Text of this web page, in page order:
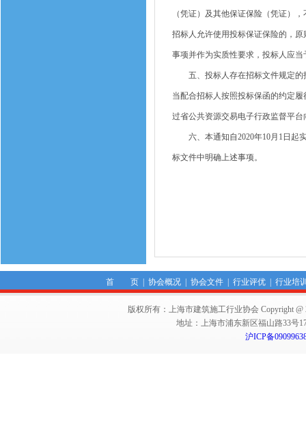
（凭证）及其他保证保险（凭证）
招标人允许使用投标保证保险的，
事项并作为实质性要求，投标人应当
五、投标人存在招标文件规定的
当配合招标人按照投标保函的约定
过省公共资源交易电子行政监督平台
六、本通知自2020年10月1日起实
标文件中明确上述事项。
首 页| 协会概况| 协会文件| 行业评优| 行业培
版权所有：上海市建筑施工行业协会 Copyright @
地址：上海市浦东新区福山路33号
沪ICP备